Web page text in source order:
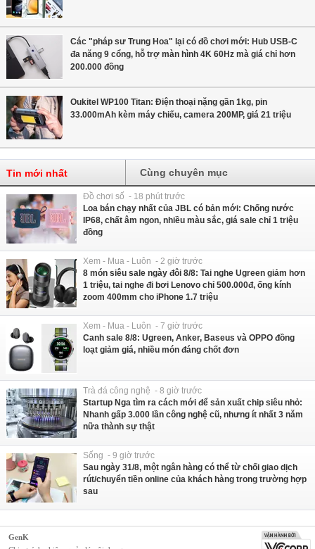
Các "pháp sư Trung Hoa" lại có đồ chơi mới: Hub USB-C
đa năng 9 cổng, hỗ trợ màn hình 4K 60Hz mà giá chỉ hơn
200.000 đồng
Oukitel WP100 Titan: Điện thoại nặng gần 1kg, pin
33.000mAh kèm máy chiếu, camera 200MP, giá 21 triệu
Tin mới nhất Cùng chuyên mục
Đồ chơi số - 18 phút trước
Loa bán chạy nhất của JBL có bản mới: Chống nước
IP68, chất âm ngon, nhiều màu sắc, giá sale chỉ 1 triệu
đồng
Xem - Mua - Luôn - 2 giờ trước
8 món siêu sale ngày đôi 8/8: Tai nghe Ugreen giảm hơn
1 triệu, tai nghe đi bơi Lenovo chỉ 500.000đ, ống kính
zoom 400mm cho iPhone 1.7 triệu
Xem - Mua - Luôn - 7 giờ trước
Canh sale 8/8: Ugreen, Anker, Baseus và OPPO đồng
loạt giảm giá, nhiều món đáng chốt đơn
Trà đá công nghệ - 8 giờ trước
Startup Nga tìm ra cách mới để sản xuất chip siêu nhỏ:
Nhanh gấp 3.000 lần công nghệ cũ, nhưng ít nhất 3 năm
nữa thành sự thật
Sống - 9 giờ trước
Sau ngày 31/8, một ngân hàng có thể từ chối giao dịch
rút/chuyển tiền online của khách hàng trong trường hợp
sau
GenK